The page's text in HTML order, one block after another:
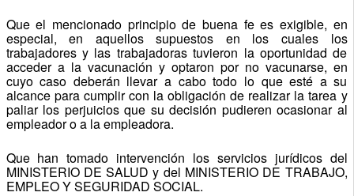
Que el mencionado principio de buena fe es exigible, en
especial, en aquellos supuestos en los cuales los
trabajadores y las trabajadoras tuvieron la oportunidad de
acceder a la vacunación y optaron por no vacunarse, en
cuyo caso deberán llevar a cabo todo lo que esté a su
alcance para cumplir con la obligación de realizar la tarea y
paliar los perjuicios que su decisión pudieren ocasionar al
empleador o a la empleadora.
Que han tomado intervención los servicios jurídicos del
MINISTERIO DE SALUD y del MINISTERIO DE TRABAJO,
EMPLEO Y SEGURIDAD SOCIAL.